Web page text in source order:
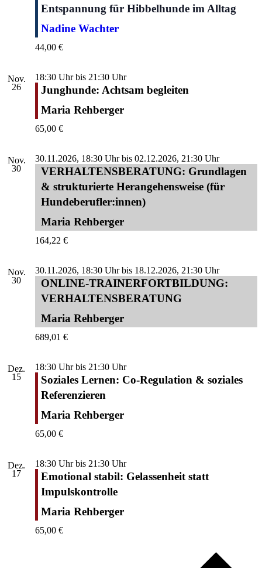
Entspannung für Hibbelhunde im Alltag
Nadine Wachter
44,00 €
Nov.
26
18:30 Uhrbis 21:30 Uhr
Junghunde: Achtsam begleiten
Maria Rehberger
65,00 €
Nov.
30
30.11.2026, 18:30 Uhrbis 02.12.2026, 21:30 Uhr
VERHALTENSBERATUNG: Grundlagen
& strukturierte Herangehensweise (für
Hundeberufler:innen)
Maria Rehberger
164,22 €
Nov.
30
30.11.2026, 18:30 Uhrbis 18.12.2026, 21:30 Uhr
ONLINE-TRAINERFORTBILDUNG:
VERHALTENSBERATUNG
Maria Rehberger
689,01 €
Dez.
15
18:30 Uhrbis 21:30 Uhr
Soziales Lernen: Co-Regulation & soziales
Referenzieren
Maria Rehberger
65,00 €
Dez.
17
18:30 Uhrbis 21:30 Uhr
Emotional stabil: Gelassenheit statt
Impulskontrolle
Maria Rehberger
65,00 €